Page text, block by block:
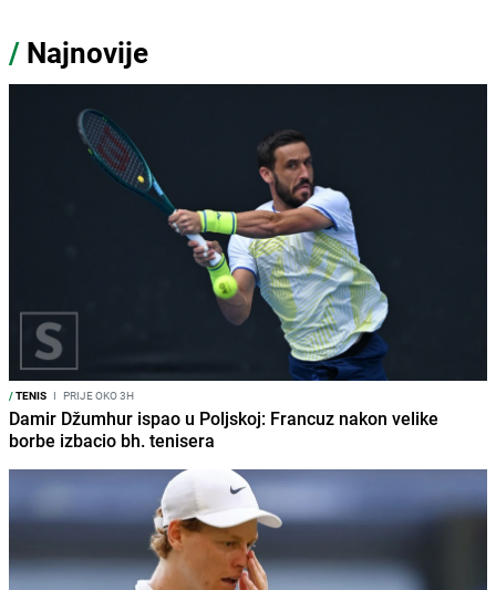
/ Najnovije
/TENIS I PRIJE OKO 3H
Damir Džumhur ispao u Poljskoj: Francuz nakon velike
borbe izbacio bh. tenisera